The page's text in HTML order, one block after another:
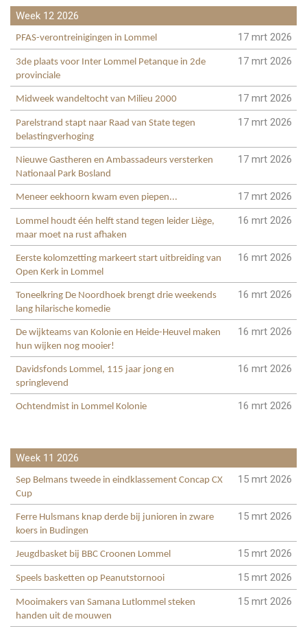
Week 12 2026
PFAS-verontreinigingen in Lommel 17 mrt 2026
3de plaats voor Inter Lommel Petanque in 2de
provinciale
17 mrt 2026
Midweek wandeltocht van Milieu 2000 17 mrt 2026
Parelstrand stapt naar Raad van State tegen
belastingverhoging
17 mrt 2026
Nieuwe Gastheren en Ambassadeurs versterken
Nationaal Park Bosland
17 mrt 2026
Meneer eekhoorn kwam even piepen... 17 mrt 2026
Lommel houdt één helft stand tegen leider Liège,
maar moet na rust afhaken
16 mrt 2026
Eerste kolomzetting markeert start uitbreiding van
Open Kerk in Lommel
16 mrt 2026
Toneelkring De Noordhoek brengt drie weekends
lang hilarische komedie
16 mrt 2026
De wijkteams van Kolonie en Heide-Heuvel maken
hun wijken nog mooier!
16 mrt 2026
Davidsfonds Lommel, 115 jaar jong en
springlevend
16 mrt 2026
Ochtendmist in Lommel Kolonie 16 mrt 2026
Week 11 2026
Sep Belmans tweede in eindklassement Concap CX
Cup
15 mrt 2026
Ferre Hulsmans knap derde bij junioren in zware
koers in Budingen
15 mrt 2026
Jeugdbasket bij BBC Croonen Lommel 15 mrt 2026
Speels basketten op Peanutstornooi 15 mrt 2026
Mooimakers van Samana Lutlommel steken
handen uit de mouwen
15 mrt 2026